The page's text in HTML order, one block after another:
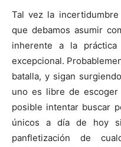
Tal vez la
que debamos asumir
inherente a la
excepcional.
batalla, y sigan
uno es libre de escoger
posible intentar buscar
únicos a día de hoy
panfletización de